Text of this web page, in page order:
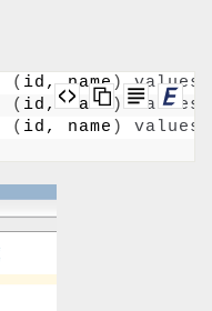
( id, name)
values
( id, name)
values
( id, name )
values